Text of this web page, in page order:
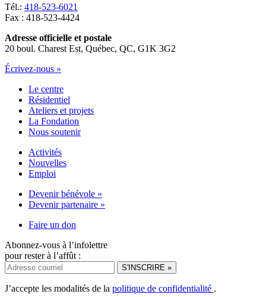
Tél.: 418-523-6021
Fax : 418-523-4424
Adresse officielle et postale
20 boul. Charest Est, Québec, QC, G1K 3G2
Écrivez-nous »
Le centre
Résidentiel
Ateliers et projets
La Fondation
Nous soutenir
Activités
Nouvelles
Emploi
Devenir bénévole »
Devenir partenaire »
Faire un don
Abonnez-vous à l’infolettre
pour rester à l’affût :
J’accepte les modalités de la politique de confidentialité .